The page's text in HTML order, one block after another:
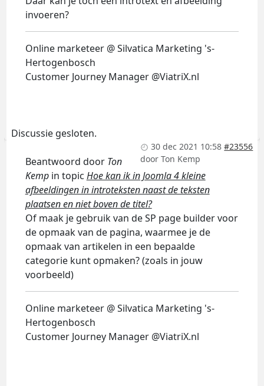
invoeren?
Online marketeer @ Silvatica Marketing 's-
Hertogenbosch
Customer Journey Manager @ViatriX.nl
Discussie gesloten.
30 dec 2021 10:58 #23556
doorTon Kemp
Beantwoord door Ton
Kempin topic Hoe kan ik in Joomla 4 kleine
afbeeldingen in introteksten naast de teksten
plaatsen en niet boven de titel?
Of maak je gebruik van de SP page builder voor
de opmaak van de pagina, waarmee je de
opmaak van artikelen in een bepaalde
categorie kunt opmaken? (zoals in jouw
voorbeeld)
Online marketeer @ Silvatica Marketing 's-
Hertogenbosch
Customer Journey Manager @ViatriX.nl